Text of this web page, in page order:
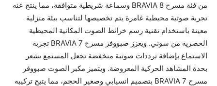
من فئة مسرح BRAVIA 8 وسماعة شريطية متوافقة، مما ينتج عنه
تجربة صوتية محيطية غامرة يتم تخصيصها لتناسب بيئة منزلية
معينة باستخدام تقنية رسم خرائط الصوت المكانية المحيطية
الحصرية من سوني. ويعزز صبووفر مسرح BRAVIA 7 تجربة
الاستماع بإضافة ترددات صوتية منخفضة تجعل المستمع يشعر
بحدة المشاهد الحركية المعروضة. ويتميز مكبر الصوت صبووفر
مسرح BRAVIA 7 بتصميم انسيابي وصغير الحجم، مما يتيح تركيبه